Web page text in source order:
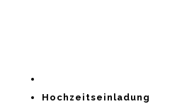
Hochzeitseinladung